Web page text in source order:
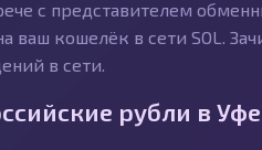
с представителем
кошелёк в сети SOL.
в сети.
рубли в